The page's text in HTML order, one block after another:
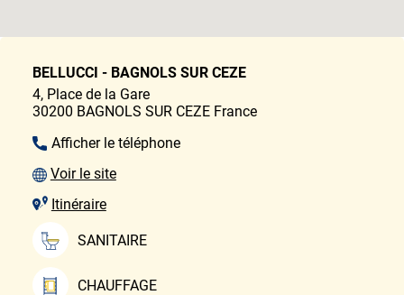
BELLUCCI - BAGNOLS SUR CEZE
4, Place de la Gare
30200 BAGNOLS SUR CEZE France
Afficher le téléphone
Voir le site
Itinéraire
SANITAIRE
CHAUFFAGE